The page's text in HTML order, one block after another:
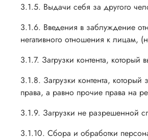
3.1.5. Выдачи себя за другого
3.1.6. Введения в заблуждение
негативного отношения к лицам,
3.1.7. Загрузки контента,
3.1.8. Загрузки контента,
права, а равно прочие права на
3.1.9. Загрузки не разрешенной
3.1.10. Сбора и обработки